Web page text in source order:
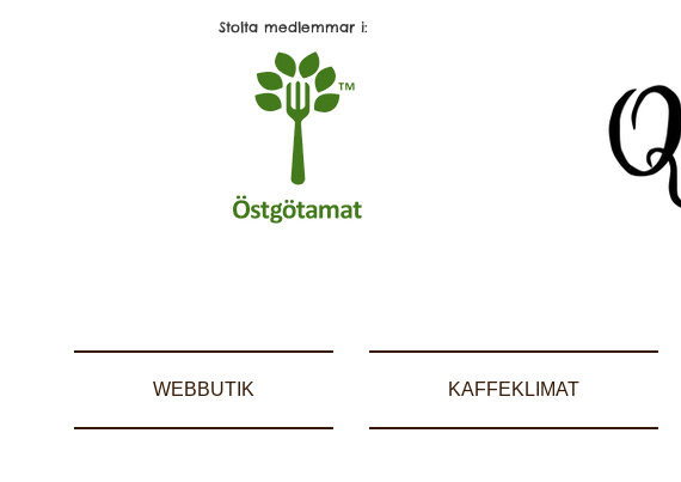
Stolta medlemmar i:
WEBBUTIK KAFFEKLIMAT